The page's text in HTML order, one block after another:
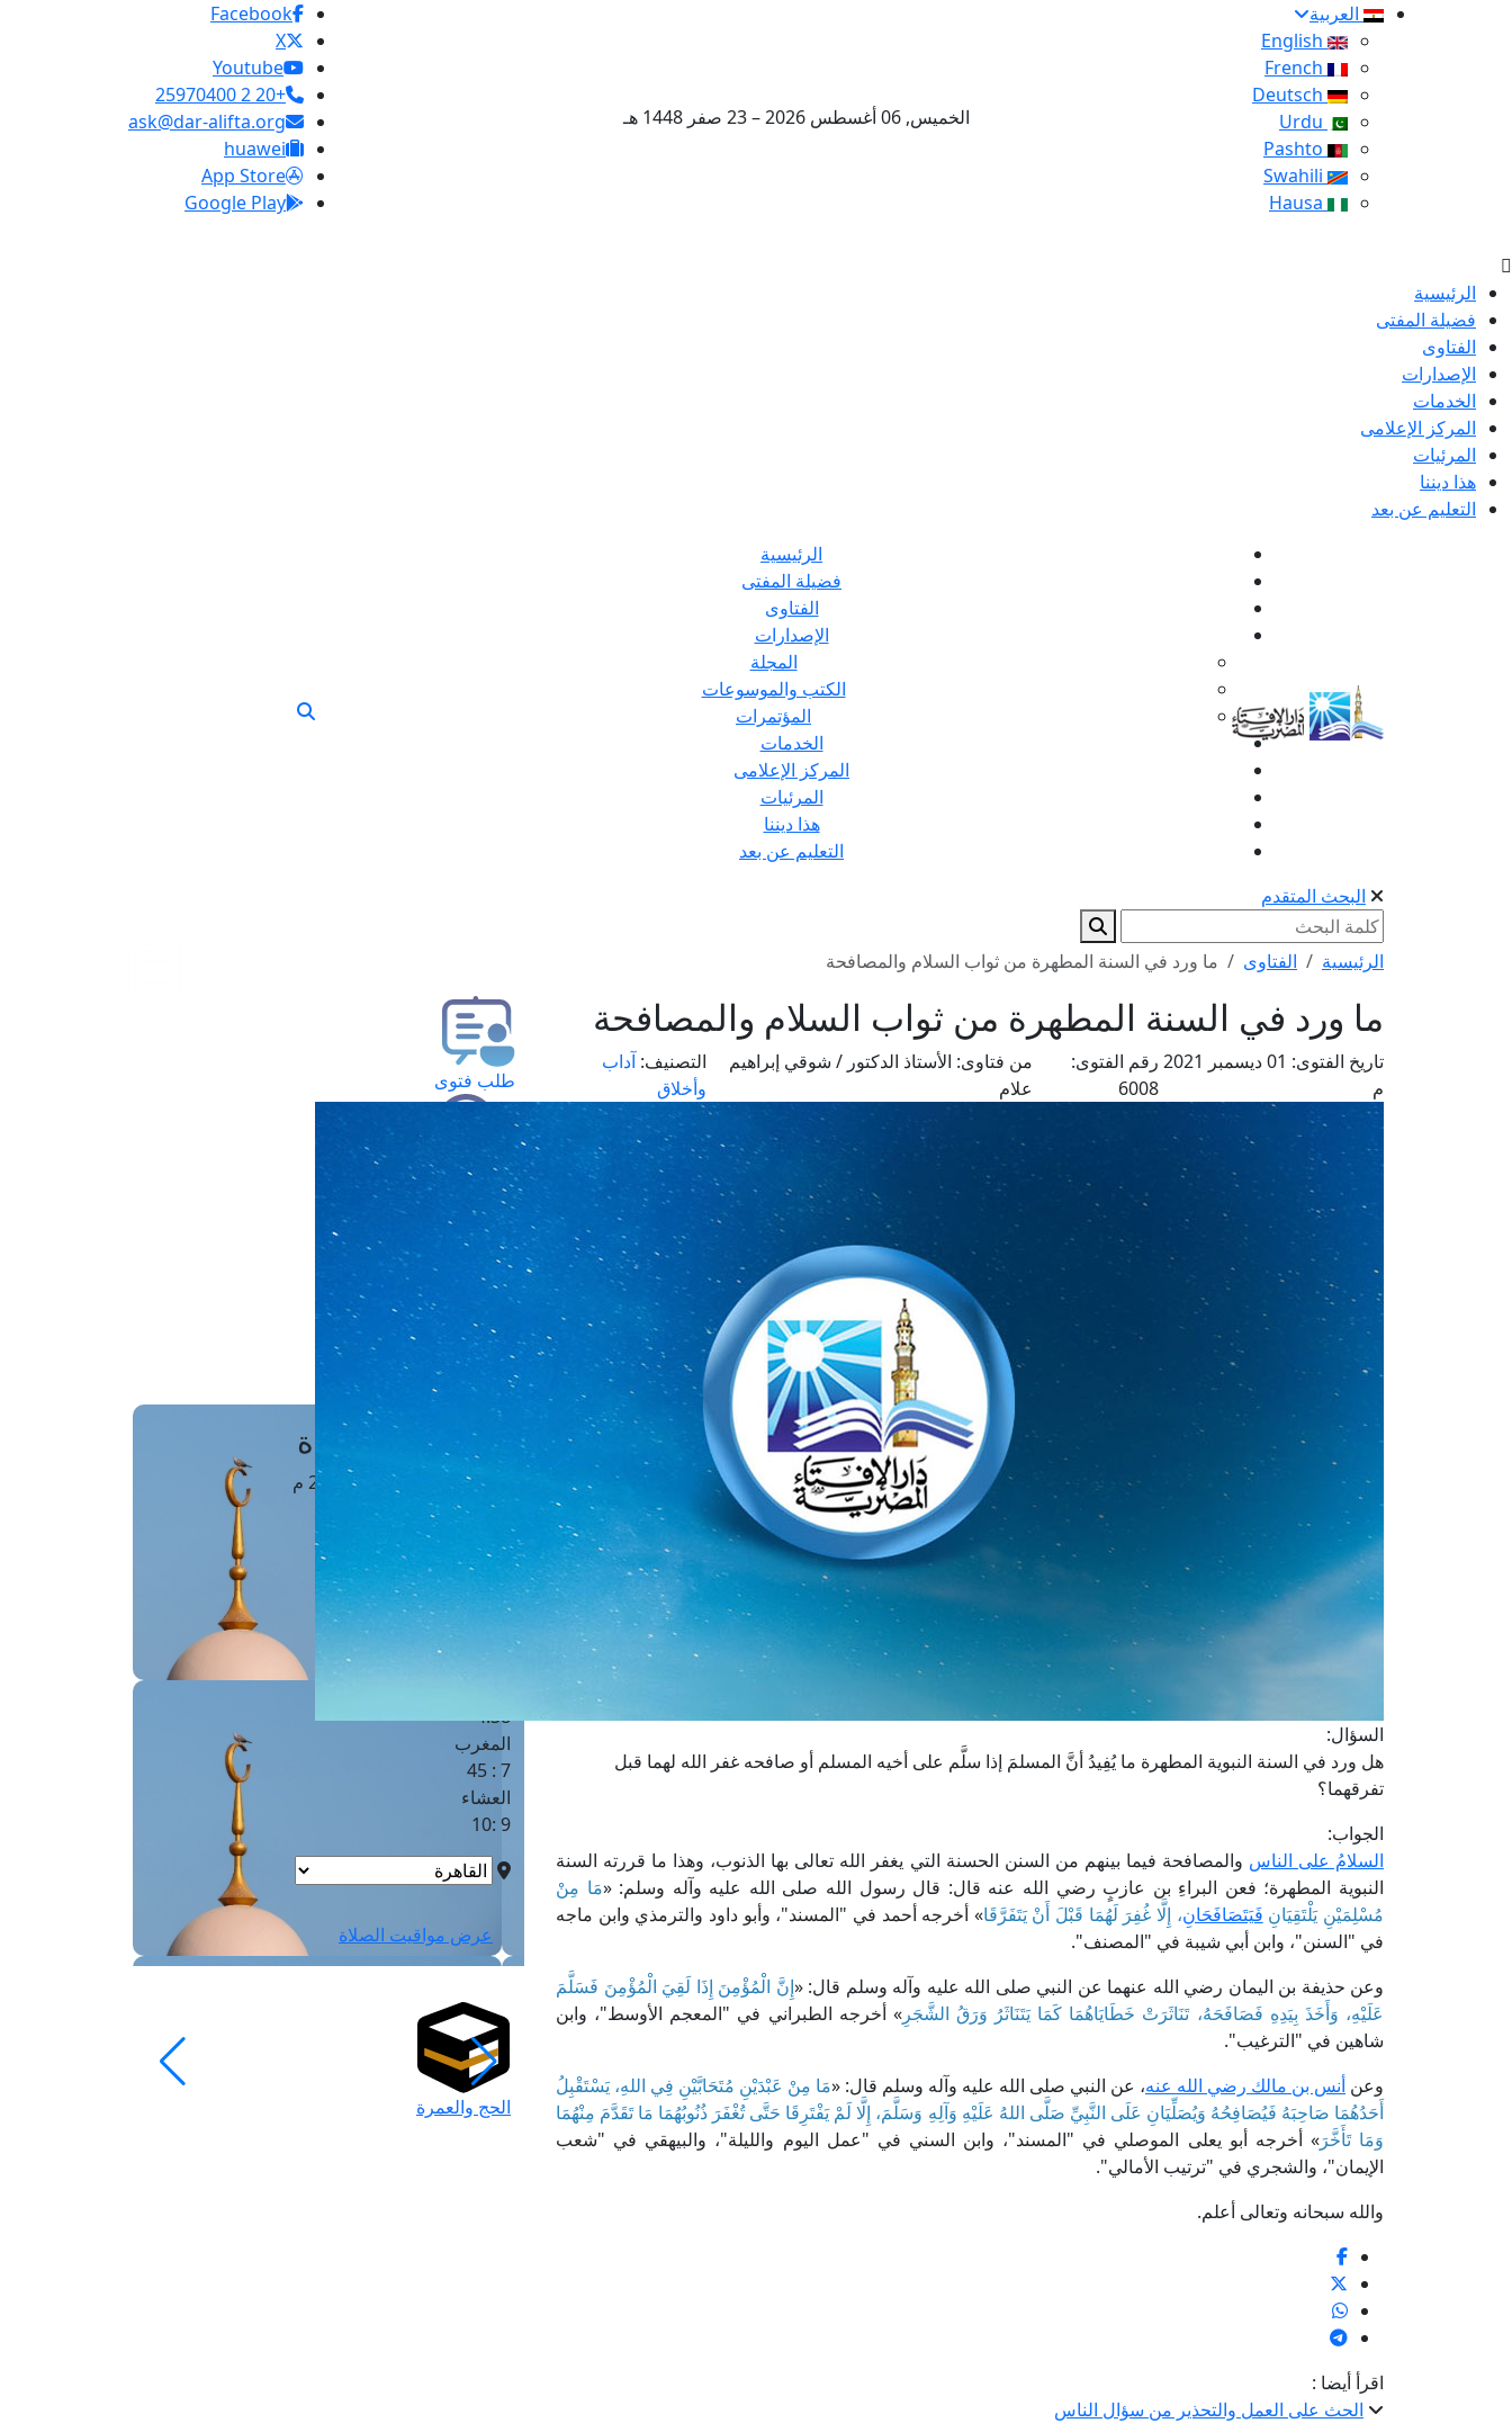
العربية
الخميس, 06 أغسطس 2026 – 23 صفر 1448 هـ
Facebook
X
Youtube
+20 2 25970400
ask@dar-alifta.org
huawei
App Store
Google Play
الرئيسية
فضيلة المفتى
الفتاوى
الإصدارات
الخدمات
المركز الإعلامى
المرئيات
هذا ديننا
التعليم عن بعد
الرئيسية
فضيلة المفتى
الفتاوى
الإصدارات
المجلة
الكتب والموسوعات
المؤتمرات
الخدمات
المركز الإعلامى
المرئيات
هذا ديننا
التعليم عن بعد
البحث المتقدم
الرئيسية الفتاوى ما ورد في السنة المطهرة من ثواب السلام والمصافحة
ما ورد في السنة المطهرة من ثواب السلام والمصافحة
تاريخ الفتوى:
01 ديسمبر 2021
م
رقم الفتوى:
6008
من فتاوى: الأستاذ الدكتور / شوقي إبراهيم
علام
التصنيف: آداب
وأخلاق
السؤال:
هل ورد في السنة النبوية المطهرة ما يُفِيدُ أنَّ المسلمَ إذا سلَّم على أخيه المسلم أو صافحه غفر الله لهما قبل
تفرقهما؟
الجواب:
السلامُ على الناس والمصافحة فيما بينهم من السنن الحسنة التي يغفر الله تعالى بها الذنوب، وهذا ما قررته السنة
النبوية المطهرة؛ فعن البراءِ بن عازبٍ رضي الله عنه قال: قال رسول الله صلى الله عليه وآله وسلم: «مَا مِنْ
مُسْلِمَيْنِ يَلْتَقِيَانِ فَيَتَصَافَحَانِ، إِلَّا غُفِرَ لَهُمَا قَبْلَ أَنْ يَتَفَرَّقَا» أخرجه أحمد في "المسند"، وأبو داود والترمذي وابن ماجه
في "السنن"، وابن أبي شيبة في "المصنف".
وعن حذيفة بن اليمان رضي الله عنهما عن النبي صلى الله عليه وآله وسلم قال: «إِنَّ الْمُؤْمِنَ إِذَا لَقِيَ الْمُؤْمِنَ فَسَلَّمَ
عَلَيْهِ، وَأَخَذَ بِيَدِهِ فَصَافَحَهُ، تَنَاثَرَتْ خَطَايَاهُمَا كَمَا يَتَنَاثَرُ وَرَقُ الشَّجَرِ» أخرجه الطبراني في "المعجم الأوسط"، وابن
شاهين في "الترغيب".
وعن أنس بن مالك رضي الله عنه، عن النبي صلى الله عليه وآله وسلم قال: «مَا مِنْ عَبْدَيْنِ مُتَحَابَّيْنِ فِي اللهِ، يَسْتَقْبِلُ
أَحَدُهُمَا صَاحِبَهُ فَيُصَافِحُهُ وَيُصَلِّيَانِ عَلَى النَّبِيِّ صَلَّى اللهُ عَلَيْهِ وَآلِهِ وَسَلَّمَ، إِلَّا لَمْ يَفْتَرِقَا حَتَّى تُغْفَرَ ذُنُوبُهُمَا مَا تَقَدَّمَ مِنْهُمَا
وَمَا تَأَخَّرَ» أخرجه أبو يعلى الموصلي في "المسند"، وابن السني في "عمل اليوم والليلة"، والبيهقي في "شعب
الإيمان"، والشجري في "ترتيب الأمالي".
والله سبحانه وتعالى أعلم.
اقرأ أيضا :
الحث على العمل والتحذير من سؤال الناس
طلب فتوى
استعلام عن فتوى
حجز موعد
الفتوى الهاتفية
مَواقِيتُ الصَّـــلاة
القاهرة · 06 أغسطس 2026 م
4 :40
الشروق
6 :17
4:38
المغرب
7 : 45
العشاء
9 :10
عرض مواقيت الصلاة
الحج والعمرة